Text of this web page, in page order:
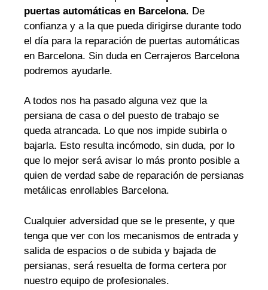
puertas automáticas en Barcelona. De
confianza y a la que pueda dirigirse durante todo
el día para la reparación de puertas automáticas
en Barcelona. Sin duda en Cerrajeros Barcelona
podremos ayudarle.
A todos nos ha pasado alguna vez que la
persiana de casa o del puesto de trabajo se
queda atrancada. Lo que nos impide subirla o
bajarla. Esto resulta incómodo, sin duda, por lo
que lo mejor será avisar lo más pronto posible a
quien de verdad sabe de reparación de persianas
metálicas enrollables Barcelona.
Cualquier adversidad que se le presente, y que
tenga que ver con los mecanismos de entrada y
salida de espacios o de subida y bajada de
persianas, será resuelta de forma certera por
nuestro equipo de profesionales.